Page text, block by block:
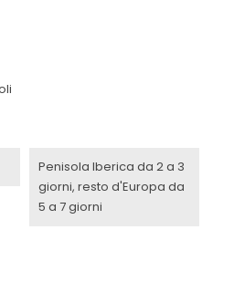
Penisola Iberica da 2 a 3
giorni, resto d'Europa da
5 a 7 giorni